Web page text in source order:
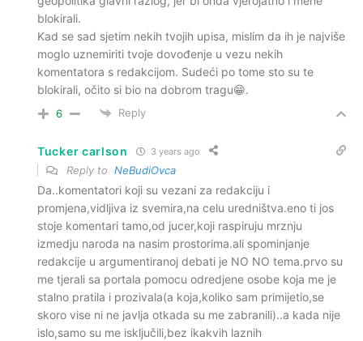
blokirali.
Kad se sad sjetim nekih tvojih upisa, mislim da ih je najviše
moglo uznemiriti tvoje dovođenje u vezu nekih
komentatora s redakcijom. Sudeći po tome sto su te
blokirali, očito si bio na dobrom tragu😁.
6 Reply
Tucker carlson 3 years ago
Reply to NeBudiOvca
Da..komentatori koji su vezani za redakciju i
promjena,vidljiva iz svemira,na celu uredništva.eno ti jos
stoje komentari tamo,od jucer,koji raspiruju mrznju
izmedju naroda na nasim prostorima.ali spominjanje
redakcije u argumentiranoj debati je NO NO tema.prvo su
me tjerali sa portala pomocu odredjene osobe koja me je
stalno pratila i prozivala(a koja,koliko sam primijetio,se
skoro vise ni ne javlja otkada su me zabranili)..a kada nije
islo,samo su me isključili,bez ikakvih laznih